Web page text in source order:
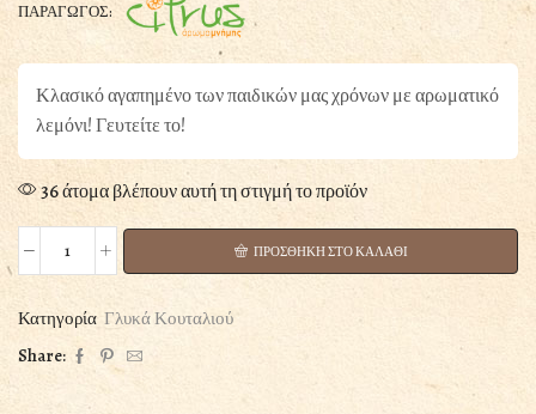
ΠΑΡΑΓΩΓΟΣ:
Κλασικό αγαπημένο των παιδικών μας χρόνων με αρωματικό
λεμόνι! Γευτείτε το!
36 άτομα βλέπουν αυτή τη στιγμή το προϊόν
ΥΠΟΒΡΥΧΙΟ
ΛΕΜΟΝΙ
125GR
ποσότητα
ΠΡΟΣΘΗΚΗ ΣΤΟ ΚΑΛΑΘΙ
Κατηγορία Γλυκά Κουταλιού
Share: